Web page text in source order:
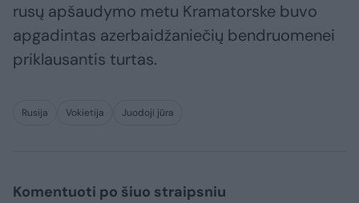
rusų apšaudymo metu Kramatorske buvo
apgadintas azerbaidžaniečių bendruomenei
priklausantis turtas.
Rusija Vokietija Juodoji jūra
Komentuoti po šiuo straipsniu